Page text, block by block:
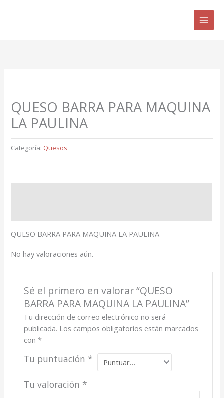
o
:
QUESO BARRA PARA MAQUINA
LA PAULINA
Categoría: Quesos
QUESO BARRA PARA MAQUINA LA PAULINA
No hay valoraciones aún.
Sé el primero en valorar “QUESO
BARRA PARA MAQUINA LA PAULINA”
Tu dirección de correo electrónico no será
publicada. Los campos obligatorios están marcados
con *
Tu puntuación *
Tu valoración *